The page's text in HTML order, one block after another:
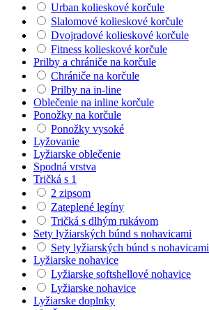
Urban kolieskové korčule
Slalomové kolieskové korčule
Dvojradové kolieskové korčule
Fitness kolieskové korčule
Prilby a chrániče na korčule
Chrániče na korčule
Prilby na in-line
Oblečenie na inline korčule
Ponožky na korčule
Ponožky vysoké
Lyžovanie
Lyžiarske oblečenie
Spodná vrstva
Tričká s 1
2 zipsom
Zateplené legíny
Tričká s dlhým rukávom
Sety lyžiarských búnd s nohavicami
Sety lyžiarských búnd s nohavicami
Lyžiarske nohavice
Lyžiarske softshellové nohavice
Lyžiarske nohavice
Lyžiarske doplnky